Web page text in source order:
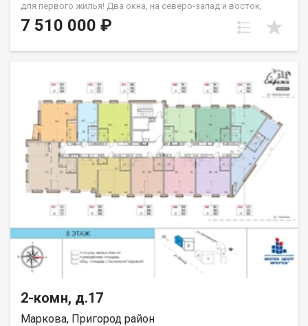
для первого жилья! Два окна, на северо-запад и восток,
которые легко справятся с задачей обеспечивать вас
солнечным светом на протяжение всего дня. Из спальни
7 510 000 ₽
2-комн, д.17
Маркова, Пригород район